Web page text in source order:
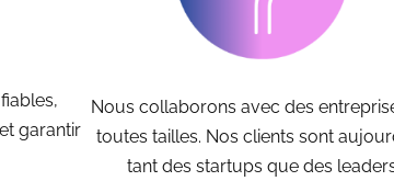
garantir
Nous collaborons avec des
toutes tailles. Nos clients sont
tant des startups que des